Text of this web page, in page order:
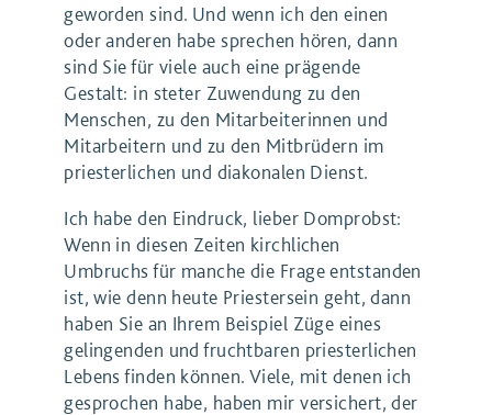
geworden sind. Und wenn ich den einen
oder anderen habe sprechen hören, dann
sind Sie für viele auch eine prägende
Gestalt: in steter Zuwendung zu den
Menschen, zu den Mitarbeiterinnen und
Mitarbeitern und zu den Mitbrüdern im
priesterlichen und diakonalen Dienst.
Ich habe den Eindruck, lieber Domprobst:
Wenn in diesen Zeiten kirchlichen
Umbruchs für manche die Frage entstanden
ist, wie denn heute Priestersein geht, dann
haben Sie an Ihrem Beispiel Züge eines
gelingenden und fruchtbaren priesterlichen
Lebens finden können. Viele, mit denen ich
gesprochen habe, haben mir versichert, der